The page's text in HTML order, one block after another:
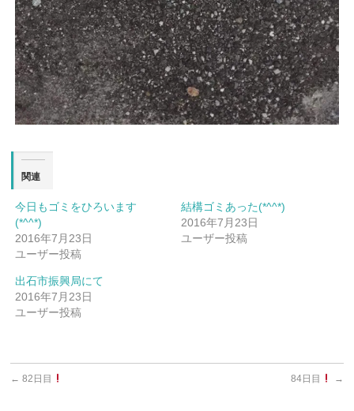
関連
今日もゴミをひろいます
(*^^*)
2016年7月23日
ユーザー投稿
結構ゴミあった(*^^*)
2016年7月23日
ユーザー投稿
出石市振興局にて
2016年7月23日
ユーザー投稿
← 82日目 84日目 →